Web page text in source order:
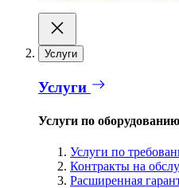
Услуги
Услуги
Услуги по оборудованию
Услуги по
Контракты на
Расширенная